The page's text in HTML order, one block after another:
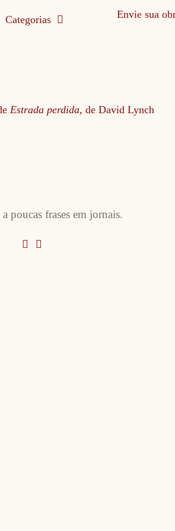
Categorias Envie sua
Estrada perdida, de David Lynch
poucas frases em jornais.